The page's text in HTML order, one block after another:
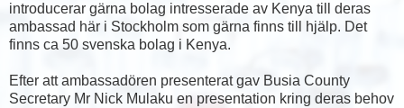
introducerar gärna bolag intresserade av Kenya till deras
ambassad här i Stockholm som gärna finns till hjälp. Det
finns ca 50 svenska bolag i Kenya.
Efter att ambassadören presenterat gav Busia County
Secretary Mr Nick Mulaku en presentation kring deras behov